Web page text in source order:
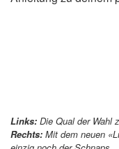
Links: Die Qual der Wahl
Rechts: Mit dem neuen